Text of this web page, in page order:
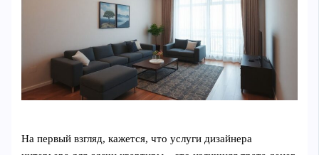
На первый взгляд, кажется, что услуги дизайнера